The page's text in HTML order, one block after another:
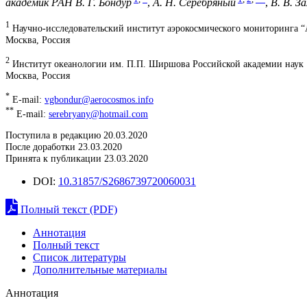
академик РАН В. Г. Бондур , А. Н. Серебряный , В. В.
1 Научно-исследовательский институт аэрокосмического
Москва, Россия
2 Институт океанологии им. П.П. Ширшова Российской академии наук
Москва, Россия
* E-mail: vgbondur@aerocosmos.info
** E-mail: serebryany@hotmail.com
Поступила в редакцию 20.03.2020
После доработки 23.03.2020
Принята к публикации 23.03.2020
DOI: 10.31857/S2686739720060031
Полный текст (PDF)
Аннотация
Полный текст
Список литературы
Дополнительные материалы
Аннотация